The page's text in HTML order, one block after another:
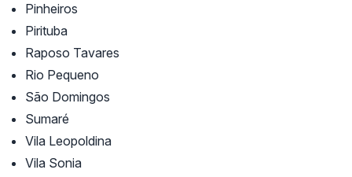
Pinheiros
Pirituba
Raposo Tavares
Rio Pequeno
São Domingos
Sumaré
Vila Leopoldina
Vila Sonia